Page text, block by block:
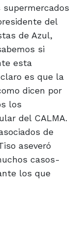
del
de Azul,
si
esta
es que la
dicen por
los
del CALMA.
de
aseveró
casos-
los que